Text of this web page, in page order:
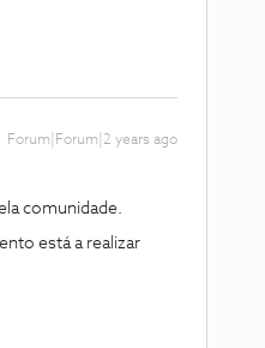
Forum|Forum|2 years ago
comunidade.
está a realizar